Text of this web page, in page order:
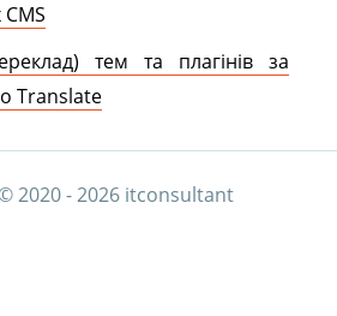
тем та плагінів за
Translate
2020 - 2026 itconsultant